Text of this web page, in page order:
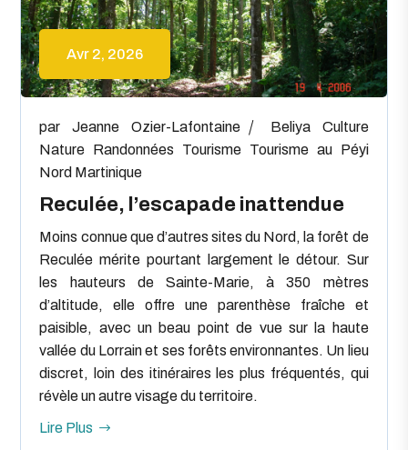
Avr 2, 2026
Reculée, l’escapade inattendue
parJeanne Ozier-Lafontaine Beliya
Culture
Nature Randonnées Tourisme Tourisme au Péyi
Nord Martinique
Moins connue que d’autres sites du Nord, la forêt de
Reculée mérite pourtant largement le détour. Sur
les hauteurs de Sainte-Marie, à 350 mètres
d’altitude, elle offre une parenthèse fraîche et
paisible, avec un beau point de vue sur la haute
vallée du Lorrain et ses forêts environnantes. Un lieu
discret, loin des itinéraires les plus fréquentés, qui
révèle un autre visage du territoire.
Lire Plus